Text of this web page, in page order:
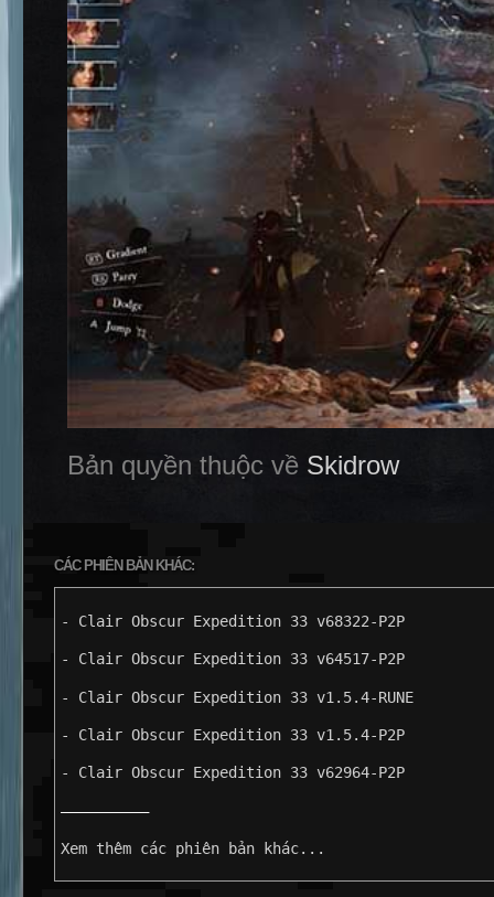
Bản quyền thuộc về Skidrow
CÁC PHIÊN BẢN KHÁC:
- Clair Obscur Expedition 33 v68322-P2P
- Clair Obscur Expedition 33 v64517-P2P
- Clair Obscur Expedition 33 v1.5.4-RUNE
- Clair Obscur Expedition 33 v1.5.4-P2P
- Clair Obscur Expedition 33 v62964-P2P
——————————
Xem thêm các phiên bản khác...